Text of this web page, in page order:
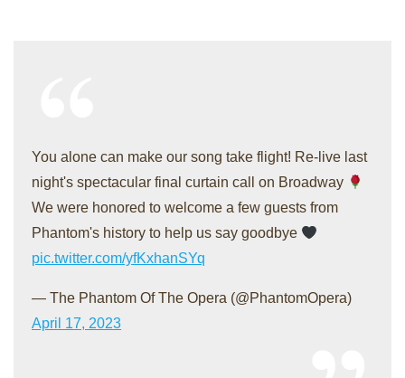
You alone can make our song take flight! Re-live last
night's spectacular final curtain call on Broadway
We were honored to welcome a few guests from
Phantom's history to help us say goodbye
pic.twitter.com/yfKxhanSYq
— The Phantom Of The Opera (@PhantomOpera)
April 17, 2023